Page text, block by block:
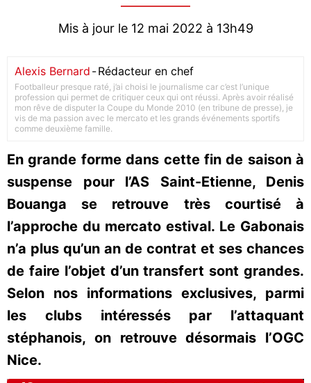
Mis à jour le 12 mai 2022 à 13h49
Alexis Bernard -Rédacteur en chef
Footballeur presque raté, j’ai choisi le journalisme car c’est l’unique
profession qui permet de critiquer ceux qui ont réussi. Après avoir réalisé
mon rêve de disputer la Coupe du Monde 2010 (en tribune de presse), je
vis de ma passion avec le mercato et les grands événements sportifs
comme deuxième famille.
En grande forme dans cette fin de saison à
suspense pour l’AS Saint-Etienne, Denis
Bouanga se retrouve très courtisé à
l’approche du mercato estival. Le Gabonais
n’a plus qu’un an de contrat et ses chances
de faire l’objet d’un transfert sont grandes.
Selon nos informations exclusives, parmi
les clubs intéressés par l’attaquant
stéphanois, on retrouve désormais l’OGC
Nice.